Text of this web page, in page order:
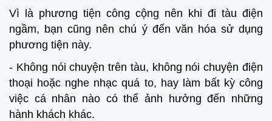
Vì là phương tiện công cộng nên khi đi tàu điện
ngầm, bạn cũng nên chú ý đến văn hóa sử dụng
phương tiện này.
- Không nói chuyện trên tàu, không nói chuyện điện
thoại hoặc nghe nhạc quá to, hay làm bất kỳ công
việc cá nhân nào có thể ảnh hưởng đến những
hành khách khác.